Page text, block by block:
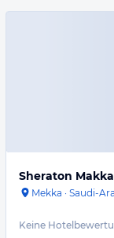
Sheraton
Mekka · Saudi-
Keine